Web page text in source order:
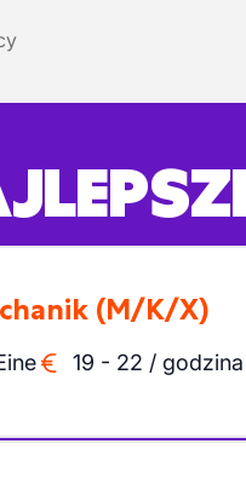
(M/K/X)
19 - 22 / godzina